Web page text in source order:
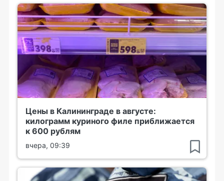
Цены в Калининграде в августе:
килограмм куриного филе приближается
к 600 рублям
вчера, 09:39